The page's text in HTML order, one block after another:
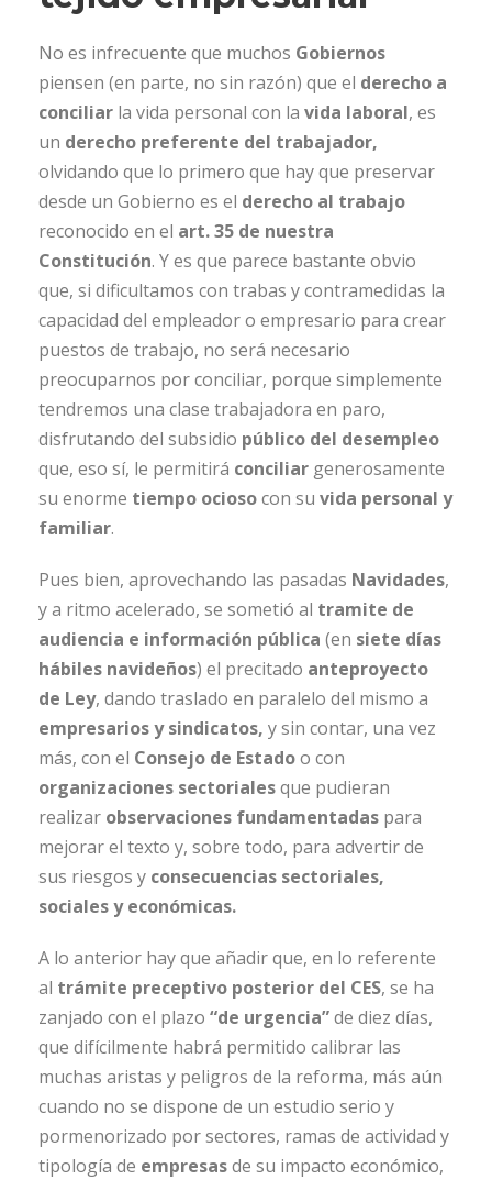
No es infrecuente que muchos Gobiernos
piensen (en parte, no sin razón) que el derecho a
conciliar la vida personal con la vida laboral, es
un derecho preferente del trabajador,
olvidando que lo primero que hay que preservar
desde un Gobierno es el derecho al trabajo
reconocido en el art. 35 de nuestra
Constitución. Y es que parece bastante obvio
que, si dificultamos con trabas y contramedidas la
capacidad del empleador o empresario para crear
puestos de trabajo, no será necesario
preocuparnos por conciliar, porque simplemente
tendremos una clase trabajadora en paro,
disfrutando del subsidio público del desempleo
que, eso sí, le permitirá conciliar generosamente
su enorme tiempo ociosocon su vida personal y
familiar.
Pues bien, aprovechando las pasadas Navidades,
y a ritmo acelerado, se sometió al tramite de
audiencia e información pública (en siete días
hábiles navideños) el precitado anteproyecto
de Ley, dando traslado en paralelo del mismo a
empresarios y sindicatos, y sin contar, una vez
más, con el Consejo de Estadoo con
organizaciones sectorialesque pudieran
realizar observaciones fundamentadas para
mejorar el texto y, sobre todo, para advertir de
sus riesgos y consecuencias sectoriales,
sociales y económicas.
A lo anterior hay que añadir que, en lo referente
al trámite preceptivo posterior del CES, se ha
zanjado con el plazo “de urgencia”de diez días,
que difícilmente habrá permitido calibrar las
muchas aristas y peligros de la reforma, más aún
cuando no se dispone de un estudio serio y
pormenorizado por sectores, ramas de actividad y
tipología de empresasde su impacto económico,